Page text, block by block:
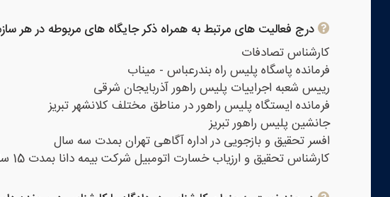
درج فعالیت های مرتبط به همراه ذکر جایگاه های مربوطه در هر
کارشناس تصادفات
فرمانده پاسگاه پلیس راه بندرعباس - میناب
رییس شعبه اجراییات پلیس راهور آذربایجان شرقی
فرمانده ایستگاه پلیس راهور در مناطق مختلف کلانشهر تبریز
جانشین پلیس راهور تبریز
افسر تحقیق و بازجویی در اداره آگاهی تهران بمدت سه سال
کارشناس تحقیق و ارزیاب خسارت اتومبیل شرکت بیمه دانا بمدت 15 سال